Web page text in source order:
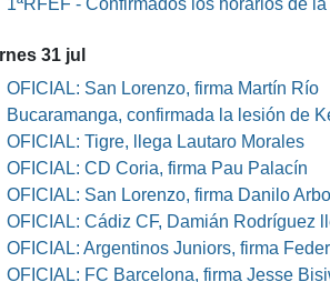
1ªRFEF - Confirmados los horarios de la
31 jul
OFICIAL: San Lorenzo, firma Martín Río
Bucaramanga, confirmada la lesión de
OFICIAL: Tigre, llega Lautaro Morales
OFICIAL: CD Coria, firma Pau Palacín
OFICIAL: San Lorenzo, firma Danilo
OFICIAL: Cádiz CF, Damián Rodríguez
OFICIAL: Argentinos Juniors, firma
OFICIAL: FC Barcelona, firma Jesse